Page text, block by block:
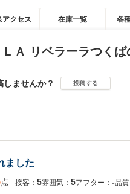
アクセス 在庫一覧 各
ＬＡ リベラーラつく
しませんか？ 投稿する
ました
点 接客： 5雰囲気： 5アフター： ‐品質